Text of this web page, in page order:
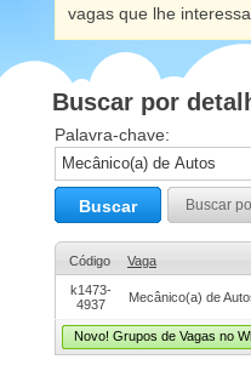
vagas que lhe
Buscar por
Palavra-chave:
Buscar Buscar
Código Vaga
k1473-
4937
Mecânico(a) de
Novo! Grupos de Vagas no